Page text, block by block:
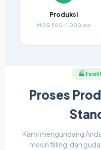
Produksi
MOQ 500-1.000 pcs
🏭
Proses
Kami mengundang
mesin filling, dan